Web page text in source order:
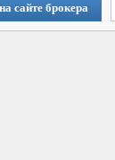
сайте брокера